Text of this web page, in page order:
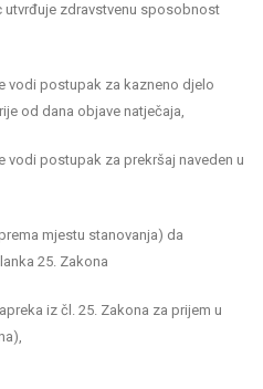
zdravstvenu sposobnost
vodi postupak za kazneno djelo
od dana objave natječaja,
vodi postupak za prekršaj naveden u
mjestu stanovanja) da
25. Zakona
iz čl. 25. Zakona za prijem u